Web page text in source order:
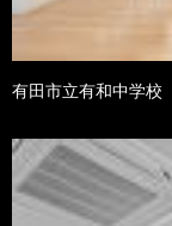
有田市立有和中学校